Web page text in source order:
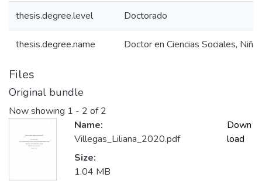
thesis.degree.level Doctorado
thesis.degree.name Doctor en Ciencias Sociales,
Files
Original bundle
Now showing 1 - 2 of 2
Name:
Villegas_Liliana_2020.pdf
Size:
1.04 MB
Down
load